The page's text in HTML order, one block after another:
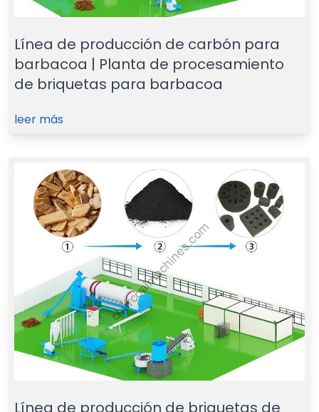
Línea de producción de carbón para
barbacoa | Planta de procesamiento
de briquetas para barbacoa
leer más
Línea de producción de briquetas de